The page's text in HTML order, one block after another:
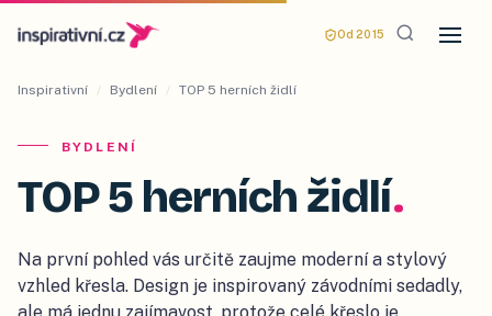
Od 2015
Inspirativní / Bydlení / TOP 5 herních židlí
BYDLENÍ
TOP 5 herních židlí.
Na první pohled vás určitě zaujme moderní a stylový
vzhled křesla. Design je inspirovaný závodními sedadly,